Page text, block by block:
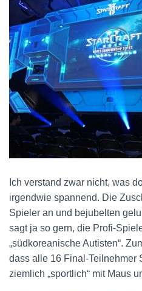
Ich verstand zwar nicht, was
irgendwie spannend. Die
Spieler an und bejubelten
sagt ja so gern, die Profi-
„südkoreanische Autisten“.
dass alle 16 Final-
ziemlich „sportlich“ mit Maus